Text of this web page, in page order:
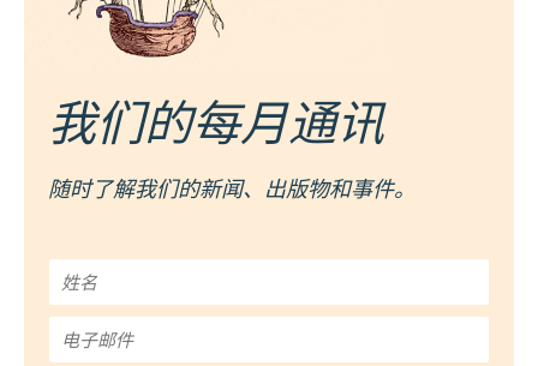
我们的每月通讯
随时了解我们的新闻、出版物和事件。
名
*电
子